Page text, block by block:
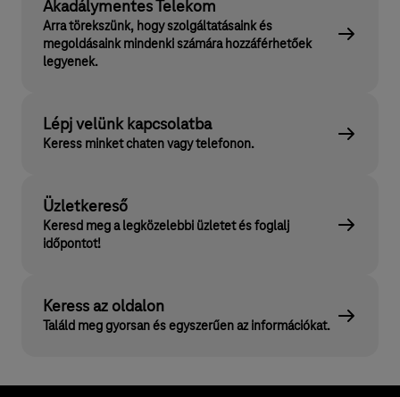
Akadálymentes Telekom
Arra törekszünk, hogy szolgáltatásaink és
megoldásaink mindenki számára hozzáférhetőek
legyenek.
Lépj velünk kapcsolatba
Keress minket chaten vagy telefonon.
Üzletkereső
Keresd meg a legközelebbi üzletet és foglalj
időpontot!
Keress az oldalon
Találd meg gyorsan és egyszerűen az információkat.